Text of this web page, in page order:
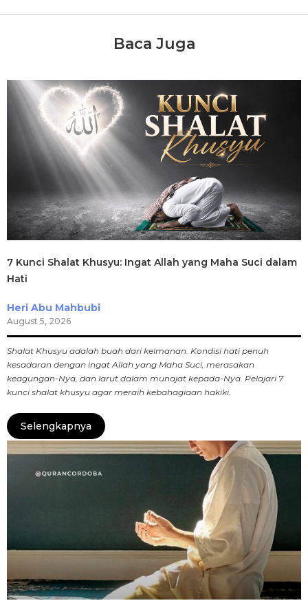
Baca Juga
7 Kunci Shalat Khusyu: Ingat Allah yang Maha Suci dalam
Hati
Heri Abu Mahbubi
August 5, 2026
Shalat Khusyu adalah buah dari keimanan. Kondisi hati penuh
kesadaran dengan ingat Allah yang Maha Suci, merasakan
keagungan-Nya, dan larut dalam munajat kepada-Nya. Pelajari 7
kunci shalat khusyu agar meraih kebahagiaan hakiki.
Selengkapnya